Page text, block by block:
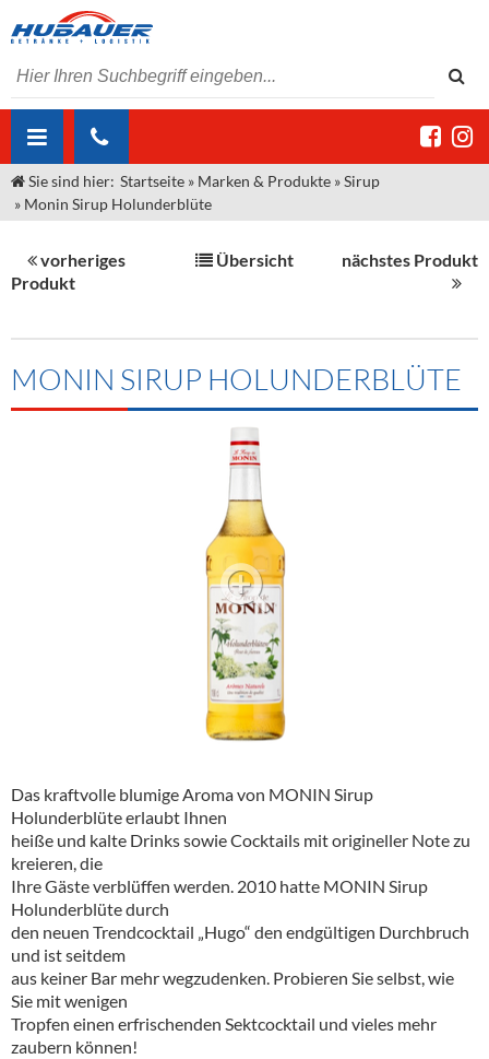
ÜBER UNS
Unser Liefergebiet
Kontakt
Angebote Gastronomie & Großhandel
Neuigkeiten
MARKEN & PRODUKTE
Sirup
Spirituosen
Kommisionskauf & Lieferbedingungen
Fremddienstleistungen
Sie sind hier: Startseite » Marken & Produkte »Sirup
» Monin Sirup Holunderblüte
vorheriges
Produkt
Übersicht nächstes Produkt
MONIN SIRUP HOLUNDERBLÜTE
Das kraftvolle blumige Aroma von MONIN Sirup
Holunderblüte erlaubt Ihnen
heiße und kalte Drinks sowie Cocktails mit origineller Note zu
kreieren, die
Ihre Gäste verblüffen werden. 2010 hatte MONIN Sirup
Holunderblüte durch
den neuen Trendcocktail „Hugo“ den endgültigen Durchbruch
und ist seitdem
aus keiner Bar mehr wegzudenken. Probieren Sie selbst, wie
Sie mit wenigen
Tropfen einen erfrischenden Sektcocktail und vieles mehr
zaubern können!